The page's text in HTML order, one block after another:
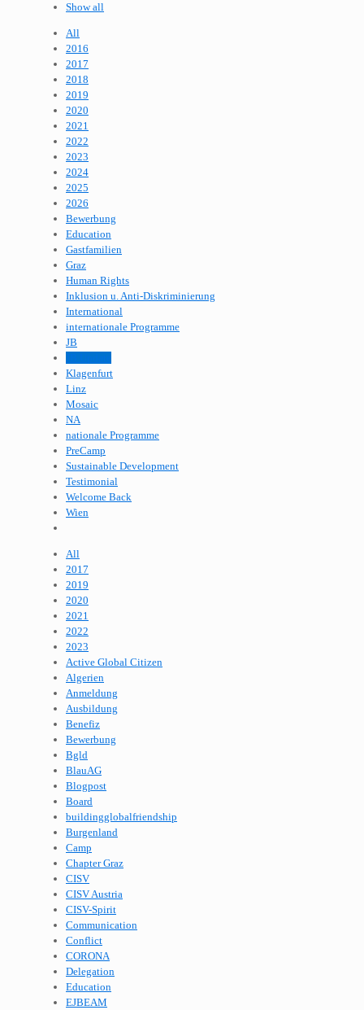
Show all
All
2016
2017
2018
2019
2020
2021
2022
2023
2024
2025
2026
Bewerbung
Education
Gastfamilien
Graz
Human Rights
Inklusion u. Anti-Diskriminierung
International
internationale Programme
JB
Klagenfurt
Linz
Mosaic
NA
nationale Programme
PreCamp
Sustainable Development
Testimonial
Welcome Back
Wien
All
2017
2019
2020
2021
2022
2023
Active Global Citizen
Algerien
Anmeldung
Ausbildung
Benefiz
Bewerbung
Bgld
BlauAG
Blogpost
Board
buildingglobalfriendship
Burgenland
Camp
Chapter Graz
CISV
CISV Austria
CISV-Spirit
Communication
Conflict
CORONA
Delegation
Education
EJBEAM